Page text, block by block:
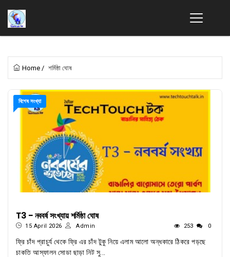
Home / শর্মিষ্ঠা ঘোষ
বিশেষ সংখ্যা
T3 - নববর্ষ সংখ্যায় শর্মিষ্ঠা ঘোষ
15 April 2026 Admin 253 0
ফ্রি চাঁদ প্রাচুর্য থেকে ফ্রি এর চাঁদ টুকু নিয়ে এলাম আলো অন্ধকারে ঠিকরে পড়ছে
চাকতি আস্ফালন সোডা ছাড়া নিট সু...